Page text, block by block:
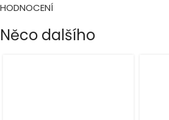
HODNOCENÍ
Něco dalšího